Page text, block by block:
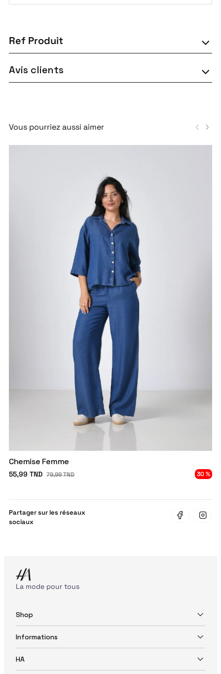
Ref Produit
Avis clients
Vous pourriez aussi aimer
Chemise Femme
55,99 TND 79,99 TND 30 %
Partager sur les réseaux
sociaux
La mode pour tous
Shop
Informations
HA